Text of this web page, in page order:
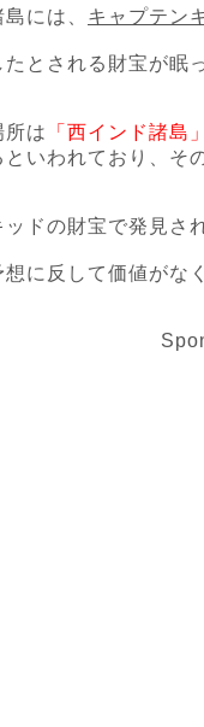
には、 キャプテン
とされる財宝が眠
所は
「西インド諸島
いわれており、そ
ドの財宝で発見さ
に反して価値がな